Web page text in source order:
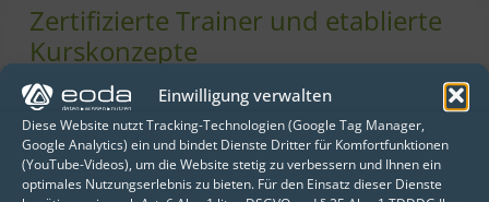
Einwilligung verwalten
Diese Website nutzt Tracking-Technologien (Google Tag Manager,
Google Analytics) ein und bindet Dienste Dritter für Komfortfunktionen
(YouTube-Videos), um die Website stetig zu verbessern und Ihnen ein
optimales Nutzungserlebnis zu bieten. Für den Einsatz dieser Dienste
Zertifizierte Trainer und etablierte
Kurskonzepte
für Ihren Wissensvorsprung
Unsere Data-Science-Schulungen sind das
deutschsprachige
Weiterbildungsprogramm für die